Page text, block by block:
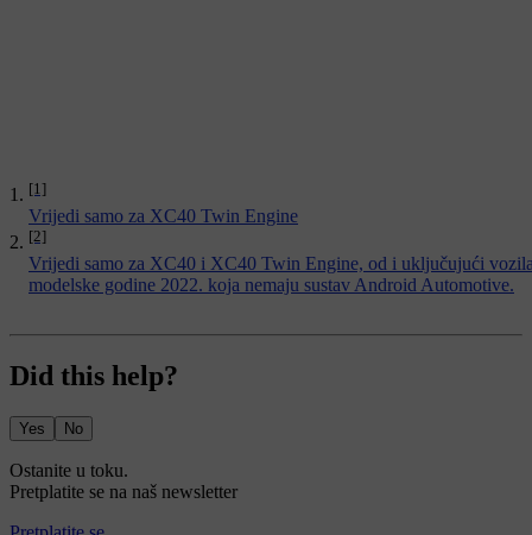
[1]
Vrijedi samo za XC40 Twin Engine
[2]
Vrijedi samo za XC40 i XC40 Twin Engine, od i uključujući
modelske godine 2022. koja nemaju sustav Android Automotive.
Did this help?
Yes No